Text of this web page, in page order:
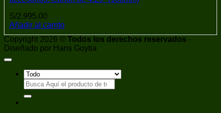
S/2,995.00
Añadir al carrito
Copyright 2026 © Todos los derechos reservados -
Diseñado por Hans Goytia
Buscar
por: